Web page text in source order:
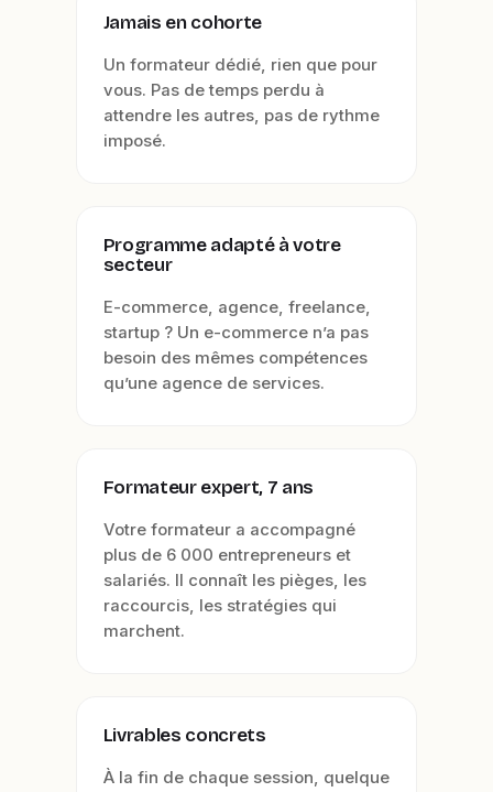
Jamais en cohorte
Un formateur dédié, rien que pour
vous. Pas de temps perdu à
attendre les autres, pas de rythme
imposé.
Programme adapté à votre
secteur
E-commerce, agence, freelance,
startup ? Un e-commerce n’a pas
besoin des mêmes compétences
qu’une agence de services.
Formateur expert, 7 ans
Votre formateur a accompagné
plus de 6 000 entrepreneurs et
salariés. Il connaît les pièges, les
raccourcis, les stratégies qui
marchent.
Livrables concrets
À la fin de chaque session, quelque